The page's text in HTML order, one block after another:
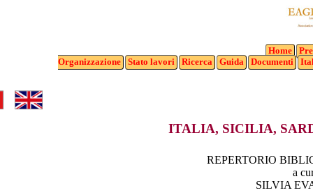
Home
Organizzazione
Stato lavori Ricerca Guida Documenti
ITALIA, SICILIA,
REPERTORIO
a
SILVIA